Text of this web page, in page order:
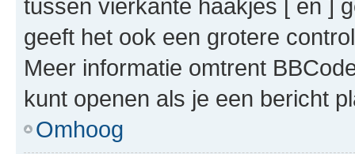
tussen vierkante haakjes [ en ]
geeft het ook een grotere
Meer informatie omtrent
kunt openen als je een bericht
Omhoog